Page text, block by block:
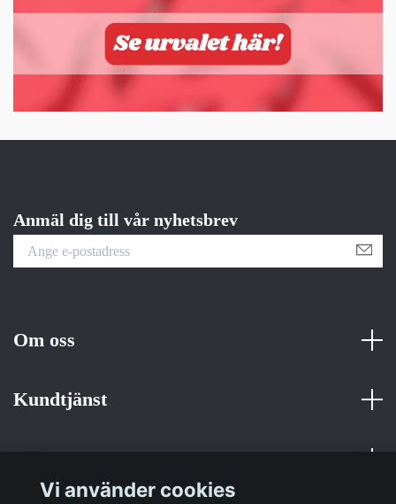
Anmäl dig till vår nyhetsbrev
Om oss
Kundtjänst
Vi använder cookies